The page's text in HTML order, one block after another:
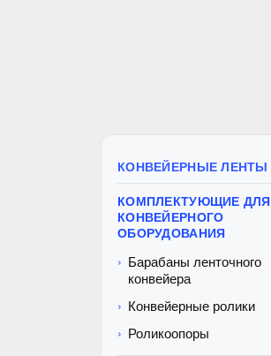
КОНВЕЙЕРНЫЕ ЛЕНТЫ
КОМПЛЕКТУЮЩИЕ ДЛЯ
КОНВЕЙЕРНОГО
ОБОРУДОВАНИЯ
Барабаны ленточного
конвейера
Конвейерные ролики
Роликоопоры